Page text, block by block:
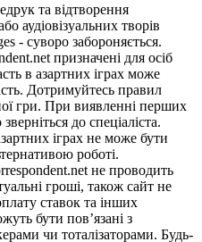
та відтворення
аудіовізуальних творів
- суворо забороняється.
призначені для осіб
в азартних іграх може
Дотримуйтесь правил
гри. При виявленні перших
до спеціаліста.
іграх не може бути
роботі.
не проводить
гроші, також сайт не
ставок та інших
бути пов’язані з
чи тоталізаторами. Будь-